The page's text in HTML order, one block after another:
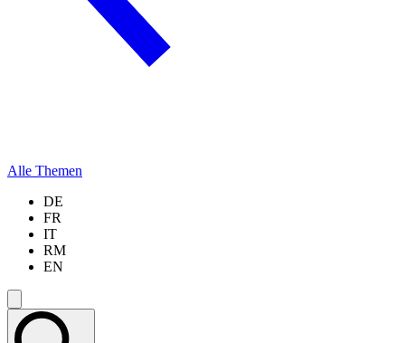
Alle Themen
DE
FR
IT
RM
EN